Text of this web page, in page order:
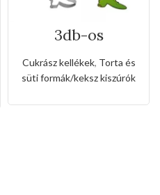
3db-os
kiszúró készlet
dinó,repülőgép
és szivárvány
Cukrász kellékek, Torta és
süti formák/keksz kiszúrók